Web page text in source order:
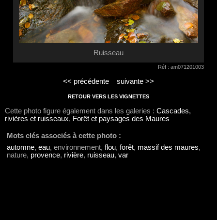
Ruisseau
Réf : am071201003
<< précédente suivante >>
RETOUR VERS LES VIGNETTES
Cette photo figure également dans les galeries : Cascades,
rivières et ruisseaux, Forêt et paysages des Maures
Mots clés associés à cette photo :
automne, eau, environnement, flou, forêt, massif des maures,
nature, provence, rivière, ruisseau, var